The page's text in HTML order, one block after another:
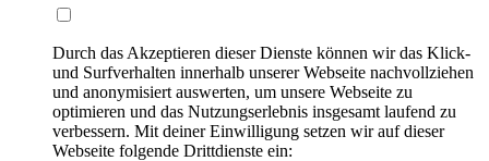
Durch das Akzeptieren dieser Dienste können wir das Klick-
und Surfverhalten innerhalb unserer Webseite nachvollziehen
und anonymisiert auswerten, um unsere Webseite zu
optimieren und das Nutzungserlebnis insgesamt laufend zu
verbessern. Mit deiner Einwilligung setzen wir auf dieser
Webseite folgende Drittdienste ein: